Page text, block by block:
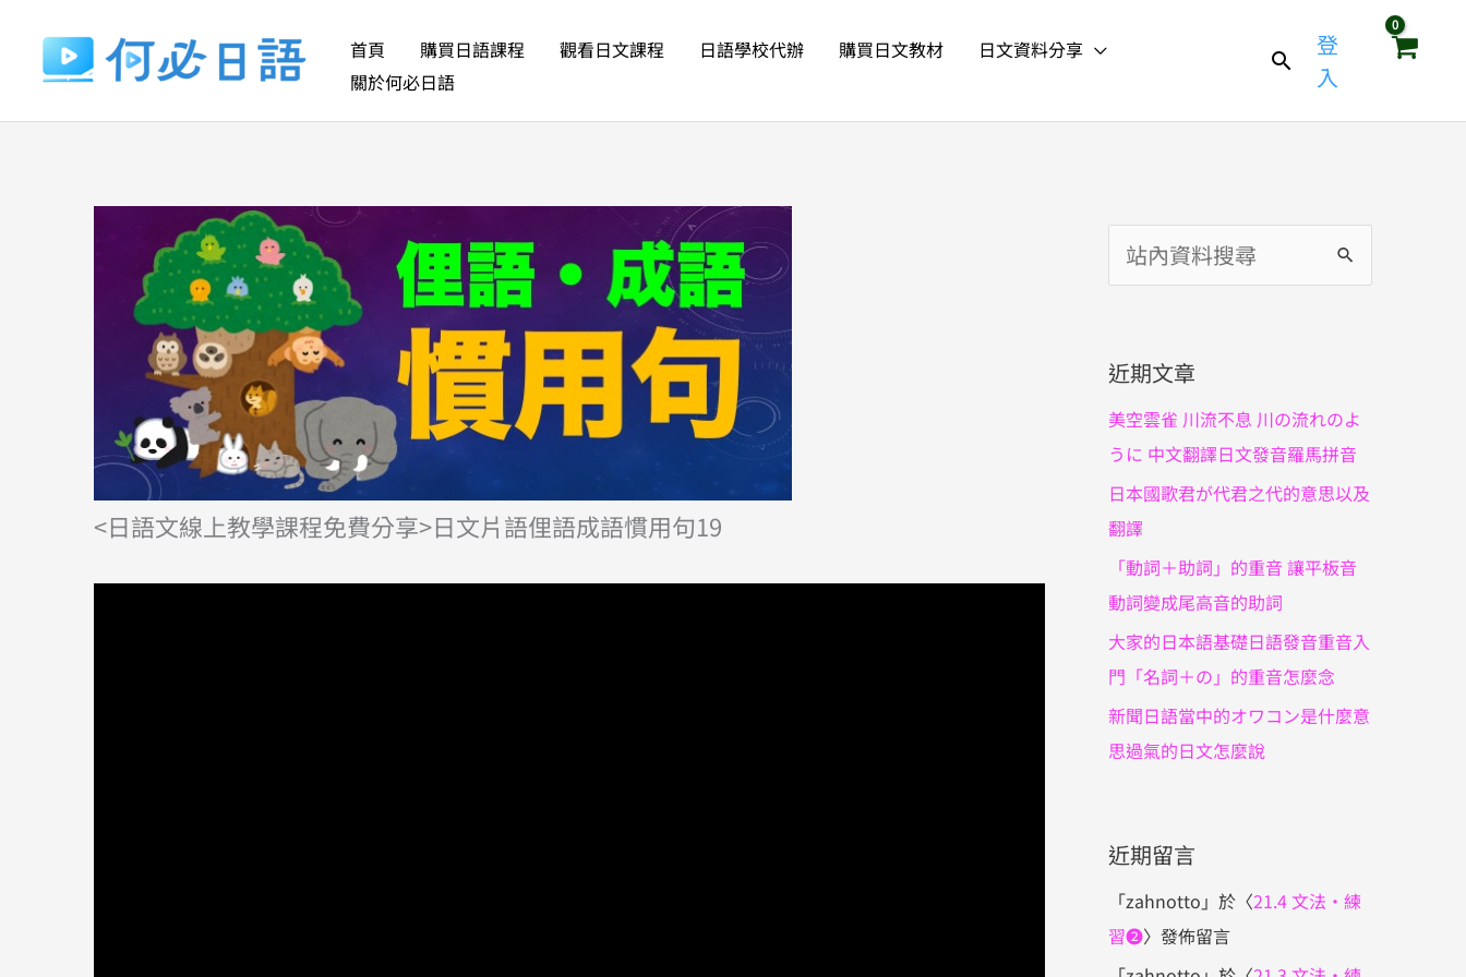
要
首頁 購買日語課程 觀看日文課程 日語學校代辦 購買日文教材
日文資料分享
關於何必日語
登
入
<日語文線上教學課程免費分享>日文片語俚語成語慣用句19
尋
鍵
:
近期文章
美空雲雀 川流不息 川の流れのよ
うに 中文翻譯日文發音羅馬拼音
日本國歌君が代君之代的意思以及
翻譯
「動詞＋助詞」的重音 讓平板音
動詞變成尾高音的助詞
大家的日本語基礎日語發音重音入
門「名詞＋の」的重音怎麼念
新聞日語當中的オワコン是什麼意
思過氣的日文怎麼說
近期留言
「zahnotto 」於〈21.4 文法・練
習❷〉發佈留言